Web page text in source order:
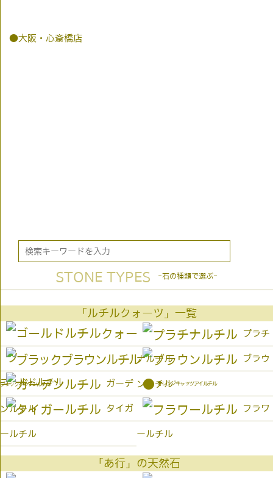
●大阪・心斎橋店
STONE TYPES -石の種類で選ぶ-
「ルチルクォーツ」一覧
ゴールドルチル
プラチ
ナルチル
ブラックブラウンルチル
ブラウ
ンルチル
ガーデ
ンルチル
● オレンジキャッツアイルチル
タイガ
ールチル
フラワ
ールチル
「あ行」の天然石